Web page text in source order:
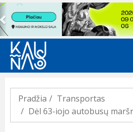
Previous
Pradžia
Transportas
Dėl 63-iojo autobusų